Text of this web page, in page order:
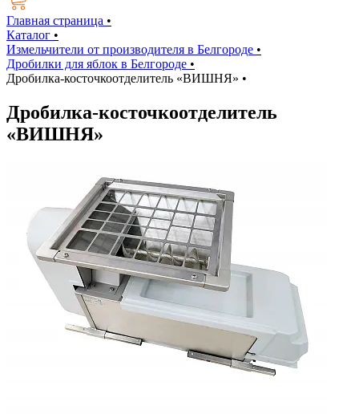
Главная страница •
Каталог •
Измельчители от производителя в Белгороде •
Дробилки для яблок в Белгороде •
Дробилка-косточкоотделитель «ВИШНЯ» •
Дробилка-косточкоотделитель
«ВИШНЯ»